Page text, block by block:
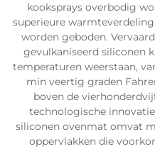
kooksprays overbodig
superieure
worden geboden.
gevulkaniseerd siliconen
temperaturen weerstaan,
min veertig graden
boven de
technologische
siliconen ovenmat omvat
oppervlakken die